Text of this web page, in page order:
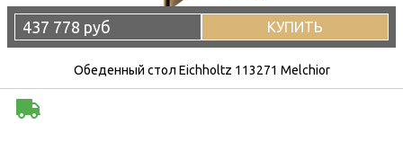
437 778 руб КУПИТЬ
Обеденный стол Eichholtz 113271 Melchior